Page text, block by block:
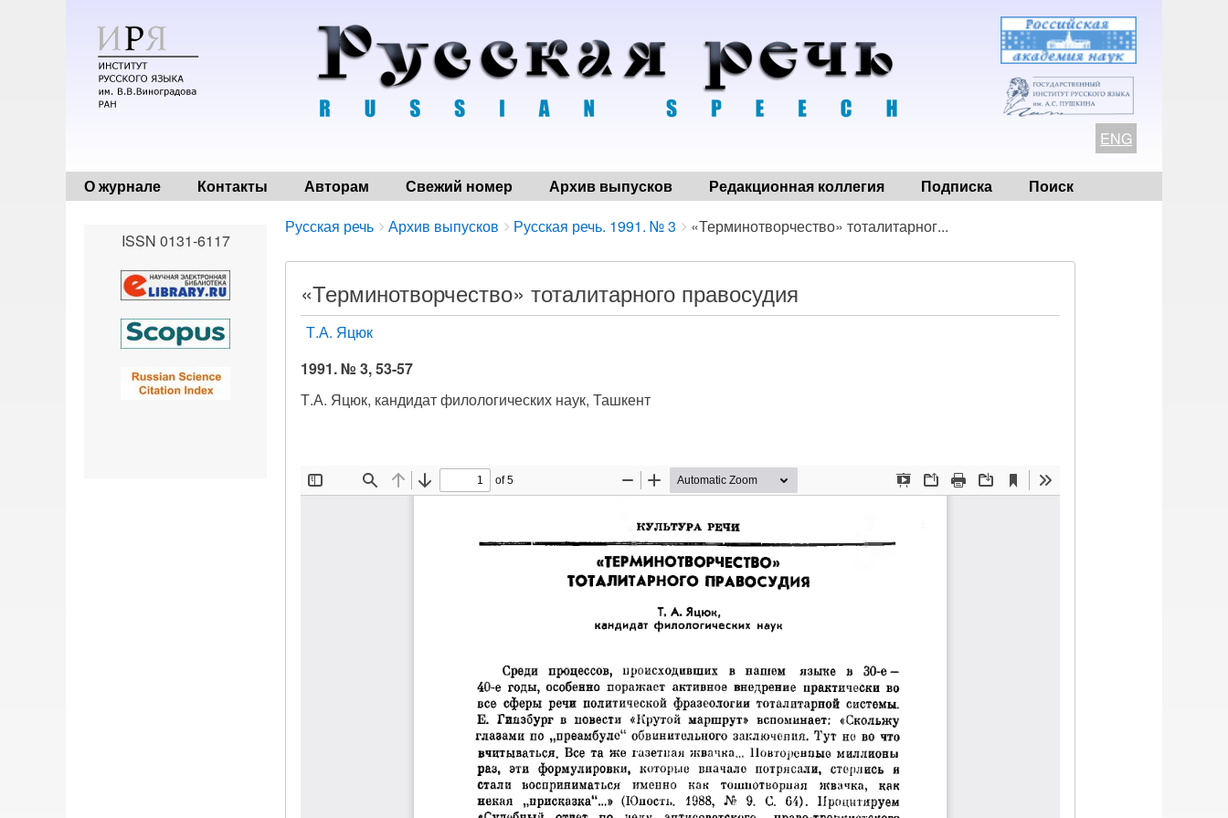
ENG
О журнале Контакты Авторам Свежий номер Архив выпусков Редакционная коллегия Подписка Поиск
Breadcrumbs
You
here:
Русская речь Архив выпусков Русская речь. 1991. № 3 «Терминотворчество» тоталитарног...
«Терминотворчество» тоталитарного правосудия
Т.А. Яцюк
1991. № 3, 53-57
Т.А. Яцюк, кандидат филологических наук, Ташкент
ISSN 0131-6117